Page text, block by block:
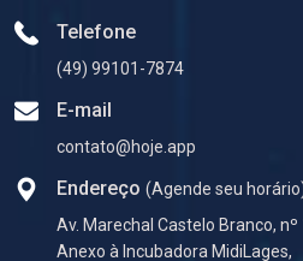
Telefone
(49) 99101-7874
E-mail
contato@hoje.app
Endereço (Agende seu
Av. Marechal Castelo Branco, nº
Anexo à Incubadora MidiLages,